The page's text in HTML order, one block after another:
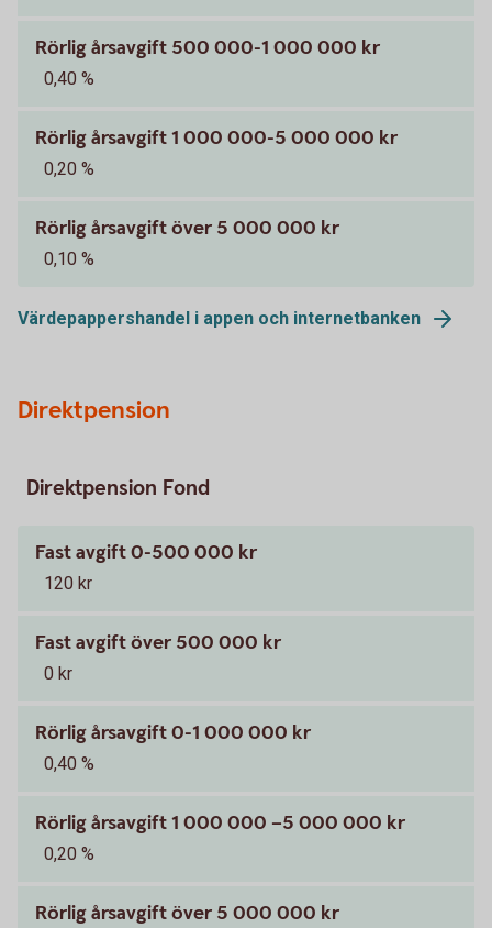
Rörlig årsavgift 500 000-1 000 000 kr
0,40 %
Rörlig årsavgift 1 000 000-5 000 000 kr
0,20 %
Rörlig årsavgift över 5 000 000 kr
0,10 %
Värdepappershandel i appen och internetbanken
Direktpension
Direktpension Fond
Fast avgift 0-500 000 kr
120 kr
Fast avgift över 500 000 kr
0 kr
Rörlig årsavgift 0-1 000 000 kr
0,40 %
Rörlig årsavgift 1 000 000 –5 000 000 kr
0,20 %
Rörlig årsavgift över 5 000 000 kr